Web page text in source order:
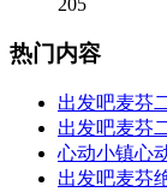
热门内容
出发吧麦芬
出发吧麦芬
心动小镇心
出发吧麦芬